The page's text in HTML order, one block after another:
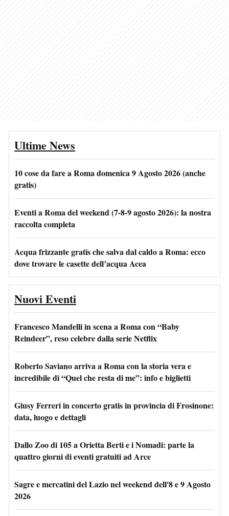
Ultime News
10 cose da fare a Roma domenica 9 Agosto 2026 (anche
gratis)
Eventi a Roma del weekend (7-8-9 agosto 2026): la nostra
raccolta completa
Acqua frizzante gratis che salva dal caldo a Roma: ecco
dove trovare le casette dell’acqua Acea
Nuovi Eventi
Francesco Mandelli in scena a Roma con “Baby
Reindeer”, reso celebre dalla serie Netflix
Roberto Saviano arriva a Roma con la storia vera e
incredibile di “Quel che resta di me”: info e biglietti
Giusy Ferreri in concerto gratis in provincia di Frosinone:
data, luogo e dettagli
Dallo Zoo di 105 a Orietta Berti e i Nomadi: parte la
quattro giorni di eventi gratuiti ad Arce
Sagre e mercatini del Lazio nel weekend dell'8 e 9 Agosto
2026